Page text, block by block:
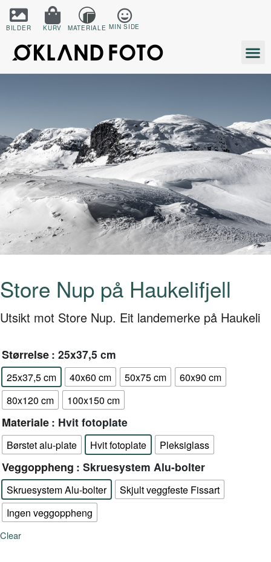
BILDER KURV MATERIALE MIN SIDE
Store Nup på Haukelifjell
Utsikt mot Store Nup. Eit landemerke på Haukeli
Størrelse : 25x37,5 cm
25x37,5 cm 40x60 cm 50x75 cm
60x90 cm
80x120 cm
100x150 cm
Materiale : Hvit fotoplate
Børstet alu-plate Hvit fotoplate Pleksiglass
Veggoppheng : Skruesystem Alu-bolter
Skruesystem Alu-bolter
Skjult veggfeste Fissart
Ingen veggoppheng
Clear